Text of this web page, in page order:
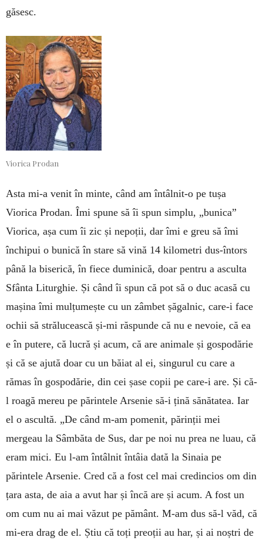
găsesc.
Viorica Prodan
Asta mi-a venit în minte, când am întâlnit-o pe tușa
Viorica Prodan. Îmi spune să îi spun simplu, „bunica”
Viorica, așa cum îi zic și nepoții, dar îmi e greu să îmi
închipui o bunică în stare să vină 14 kilometri dus-întors
până la biserică, în fiece duminică, doar pentru a asculta
Sfânta Liturghie. Și când îi spun că pot să o duc acasă cu
mașina îmi mulțumește cu un zâmbet șăgalnic, care-i face
ochii să strălucească și-mi răspunde că nu e nevoie, că ea
e în putere, că lucră și acum, că are animale și gospodărie
și că se ajută doar cu un băiat al ei, singurul cu care a
rămas în gospodărie, din cei șase copii pe care-i are. Și că-
l roagă mereu pe părintele Arsenie să-i țină sănătatea. Iar
el o ascultă. „De când m-am pomenit, părinții mei
mergeau la Sâmbăta de Sus, dar pe noi nu prea ne luau, că
eram mici. Eu l-am întâlnit întâia dată la Sinaia pe
părintele Arsenie. Cred că a fost cel mai credincios om din
țara asta, de aia a avut har și încă are și acum. A fost un
om cum nu ai mai văzut pe pământ. M-am dus să-l văd, că
mi-era drag de el. Știu că toți preoții au har, și ai noștri de